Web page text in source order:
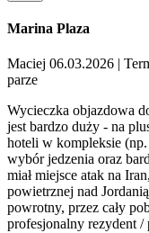
Marina Plaza
Maciej 06.03.2026 |
parze
Wycieczka objazdowa
jest bardzo duży - na
hoteli w kompleksie (np.
wybór jedzenia oraz
miał miejsce atak na
powietrznej nad
powrotny, przez cały
profesjonalny rezydent